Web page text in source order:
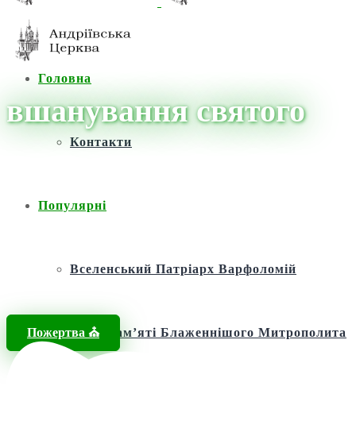
Головна
Контакти
Популярні
Вселенський Патріарх Варфоломій
Фонд пам’яті Блаженнішого Митрополита
Пожертва ⛪️
вшанування святого